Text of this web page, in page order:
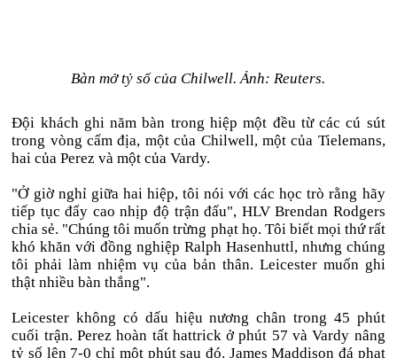
Bàn mở tỷ số của Chilwell. Ảnh: Reuters.
Đội khách ghi năm bàn trong hiệp một đều từ các cú sút
trong vòng cấm địa, một của Chilwell, một của Tielemans,
hai của Perez và một của Vardy.
"Ở giờ nghỉ giữa hai hiệp, tôi nói với các học trò rằng hãy
tiếp tục đẩy cao nhịp độ trận đấu", HLV Brendan Rodgers
chia sẻ. "Chúng tôi muốn trừng phạt họ. Tôi biết mọi thứ rất
khó khăn với đồng nghiệp Ralph Hasenhuttl, nhưng chúng
tôi phải làm nhiệm vụ của bản thân. Leicester muốn ghi
thật nhiều bàn thắng".
Leicester không có dấu hiệu nương chân trong 45 phút
cuối trận. Perez hoàn tất hattrick ở phút 57 và Vardy nâng
tỷ số lên 7-0 chỉ một phút sau đó. James Maddison đá phạt